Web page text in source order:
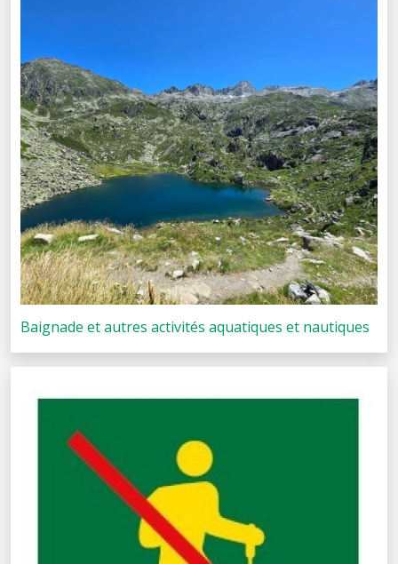
Baignade et autres activités aquatiques et nautiques